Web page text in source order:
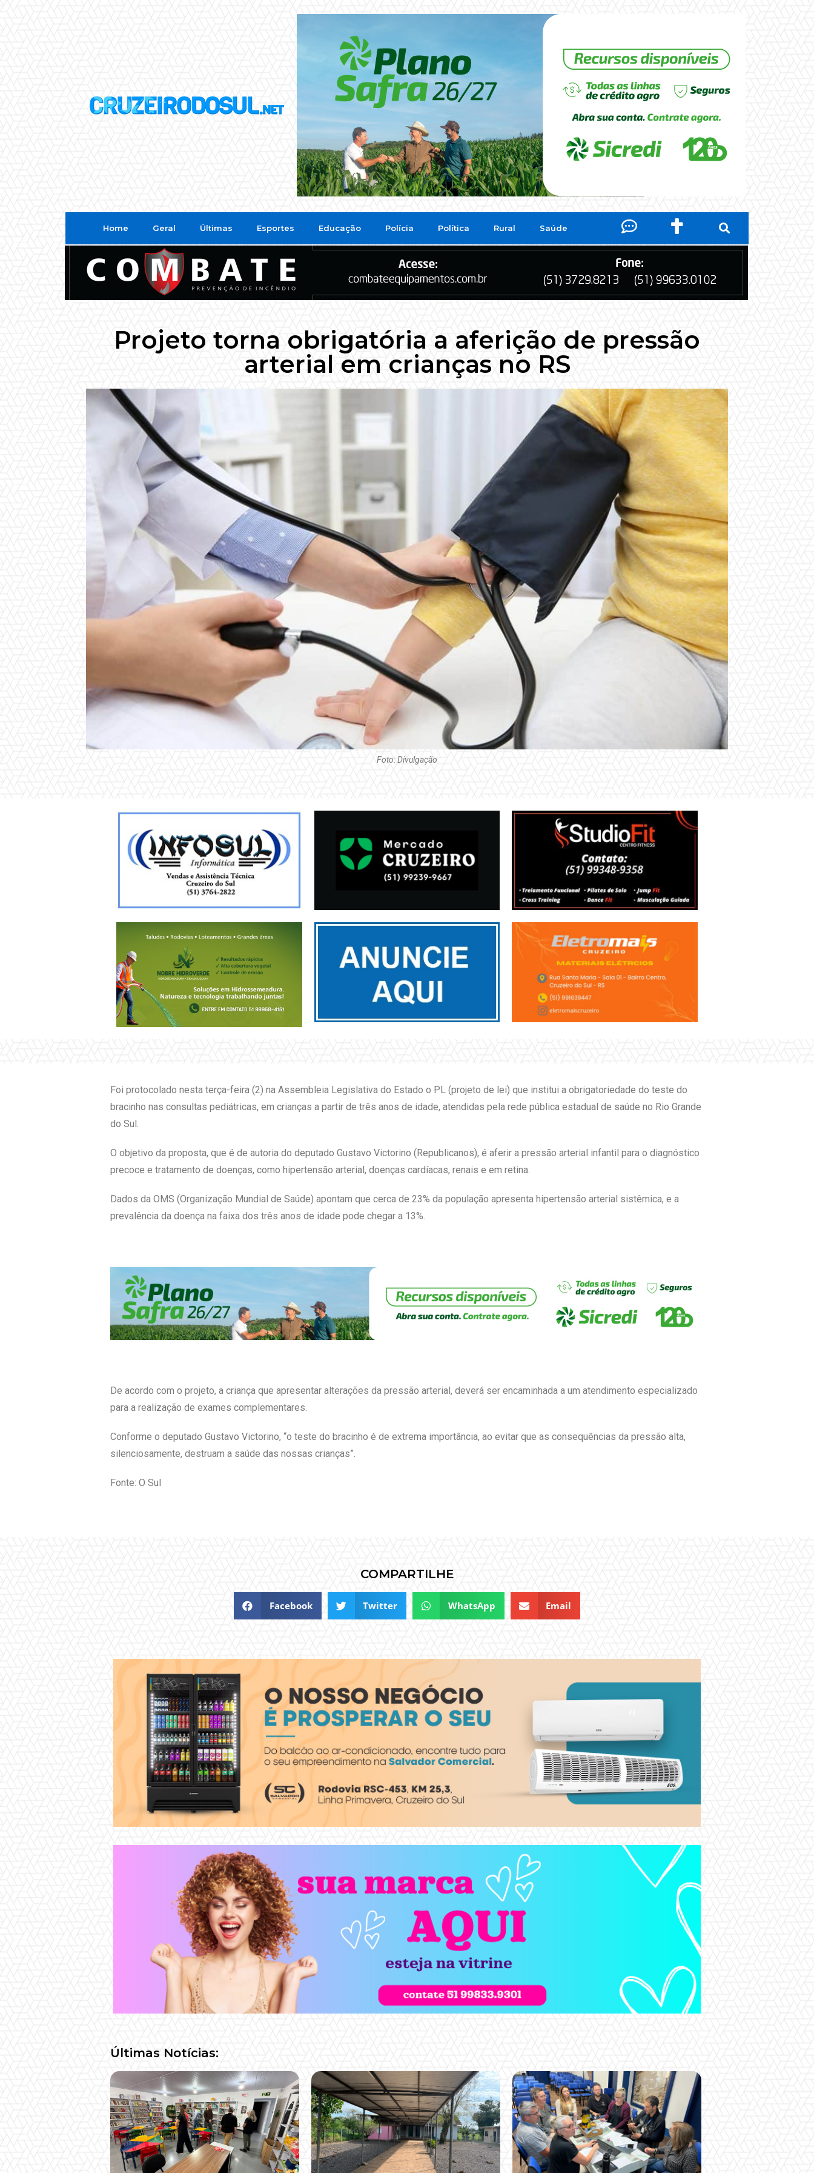
Home Geral Últimas Esportes Educação Polícia Política Rural Saúde
Projeto torna obrigatória a aferição de pressão
arterial em crianças no RS
Foto: Divulgação
Foi protocolado nesta terça-feira (2) na Assembleia Legislativa do Estado o PL (projeto de lei) que institui a obrigatoriedade do teste do
bracinho nas consultas pediátricas, em crianças a partir de três anos de idade, atendidas pela rede pública estadual de saúde no Rio Grande
do Sul.
O objetivo da proposta, que é de autoria do deputado Gustavo Victorino (Republicanos), é aferir a pressão arterial infantil para o diagnóstico
precoce e tratamento de doenças, como hipertensão arterial, doenças cardíacas, renais e em retina.
Dados da OMS (Organização Mundial de Saúde) apontam que cerca de 23% da população apresenta hipertensão arterial sistêmica, e a
prevalência da doença na faixa dos três anos de idade pode chegar a 13%.
De acordo com o projeto, a criança que apresentar alterações da pressão arterial, deverá ser encaminhada a um atendimento especializado
para a realização de exames complementares.
Conforme o deputado Gustavo Victorino, “o teste do bracinho é de extrema importância, ao evitar que as consequências da pressão alta,
silenciosamente, destruam a saúde das nossas crianças”.
Fonte: O Sul
COMPARTILHE
Facebook Twitter WhatsApp Email
Últimas Notícias: